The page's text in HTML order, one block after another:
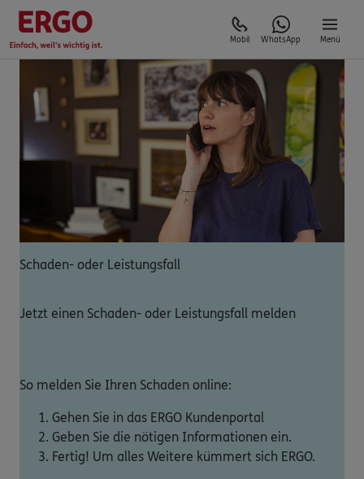
Mobil WhatsApp Menü
Schaden- oder Leistungsfall
Jetzt einen Schaden- oder Leistungsfall melden
So melden Sie Ihren Schaden online:
Gehen Sie in das ERGO Kundenportal
Geben Sie die nötigen Informationen ein.
Fertig! Um alles Weitere kümmert sich ERGO.